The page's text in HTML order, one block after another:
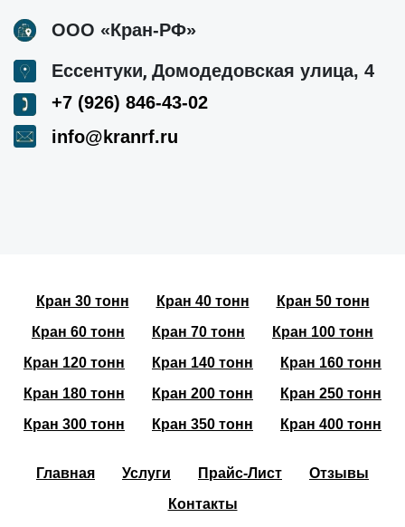
ООО «Кран-РФ»
Ессентуки, Домодедовская улица, 4
+7 (926) 846-43-02
info@kranrf.ru
Кран 30 тонн Кран 40 тонн
Кран 50 тонн
Кран 60 тонн
Кран 70 тонн
Кран 100 тонн
Кран 120 тонн
Кран 140 тонн
Кран 160 тонн
Кран 180 тонн
Кран 200 тонн
Кран 250 тонн
Кран 300 тонн
Кран 350 тонн Кран 400 тонн
Главная Услуги Прайс-Лист
Отзывы
Контакты